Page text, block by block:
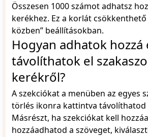
Összesen 1000 számot adhatsz
kerékhez. Ez a korlát csökkenthető
közben” beállításokban.
Hogyan adhatok hozzá
távolíthatok el
kerékről?
A szekciókat a menüben az egyes
törlés ikonra kattintva távolíthatod
Másrészt, ha szekciókat kell
hozzáadhatod a szöveget,